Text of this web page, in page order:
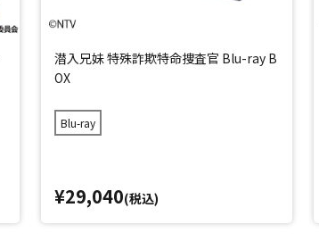
潜入兄妹 特殊詐欺特命捜査官 Blu-ray B
OX
Blu-ray
¥29,040(税込)